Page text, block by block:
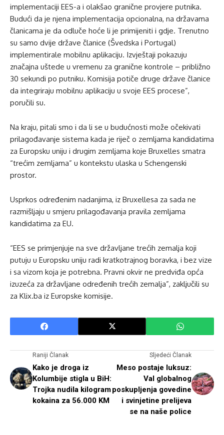
implementaciji EES-a i olakšao granične provjere putnika.
Budući da je njena implementacija opcionalna, na državama
članicama je da odluče hoće li je primijeniti i gdje. Trenutno
su samo dvije države članice (Švedska i Portugal)
implementirale mobilnu aplikaciju. Izvještaji pokazuju
značajna uštede u vremenu za granične kontrole – približno
30 sekundi po putniku. Komisija potiče druge države članice
da integriraju mobilnu aplikaciju u svoje EES procese”,
poručili su.
Na kraju, pitali smo i da li se u budućnosti može očekivati
prilagođavanje sistema kada je riječ o zemljama kandidatima
za Europsku uniju i drugim zemljama koje Bruxelles smatra
“trećim zemljama” u kontekstu ulaska u Schengenski
prostor.
Usprkos određenim nadanjima, iz Bruxellesa za sada ne
razmišljaju u smjeru prilagođavanja pravila zemljama
kandidatima za EU.
“EES se primjenjuje na sve državljane trećih zemalja koji
putuju u Europsku uniju radi kratkotrajnog boravka, i bez vize
i sa vizom koja je potrebna. Pravni okvir ne predviđa opća
izuzeća za državljane određenih trećih zemalja”, zaključili su
za Klix.ba iz Europske komisije.
Raniji Članak
Kako je droga iz
Kolumbije stigla u BiH:
Trojka nudila kilogram
kokaina za 56.000 KM
Sljedeći Članak
Meso postaje luksuz:
Val globalnog
poskupljenja govedine
i svinjetine prelijeva
se na naše police